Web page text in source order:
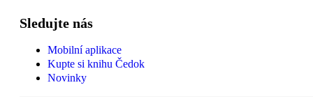
Sledujte nás
Mobilní aplikace
Kupte si knihu Čedok
Novinky